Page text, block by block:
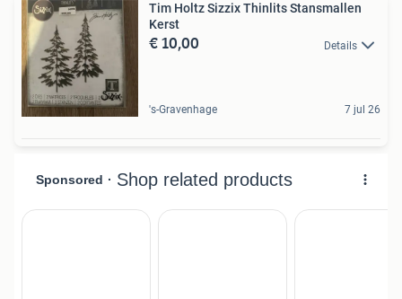
Tim Holtz Sizzix Thinlits Stansmallen
Kerst
€ 10,00 Details
's-Gravenhage 7 jul 26